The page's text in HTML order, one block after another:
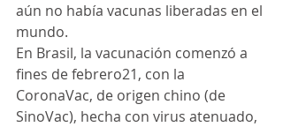
aún no había vacunas liberadas en el
mundo.
En Brasil, la vacunación comenzó a
fines de febrero21, con la
CoronaVac, de origen chino (de
SinoVac), hecha con virus atenuado,